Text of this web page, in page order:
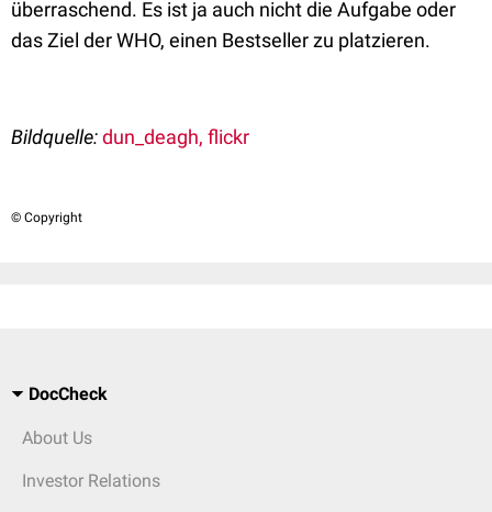
überraschend. Es ist ja auch nicht die Aufgabe oder
das Ziel der WHO, einen Bestseller zu platzieren.
Bildquelle:dun_deagh, flickr
© Copyright
DocCheck
About Us
Investor Relations